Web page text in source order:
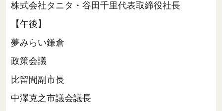
株式会社タニタ・谷田千里代表取締役社長
【午後】
夢みらい鎌倉
政策会議
比留間副市長
中澤克之市議会議長